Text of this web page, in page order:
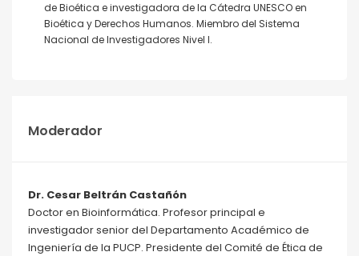
de Bioética e investigadora de la Cátedra UNESCO en
Bioética y Derechos Humanos. Miembro del Sistema
Nacional de Investigadores Nivel I.
Moderador
Dr. Cesar Beltrán Castañón
Doctor en Bioinformática. Profesor principal e
investigador senior del Departamento Académico de
Ingeniería de la PUCP. Presidente del Comité de Ética de